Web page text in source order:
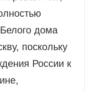
дома
поскольку
России к